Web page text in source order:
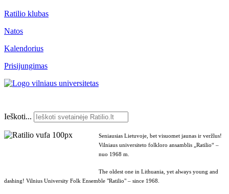
Ratilio klubas
Natos
Kalendorius
Prisijungimas
Ieškoti...
Seniausias Lietuvoje, bet visuomet jaunas ir veržlus!
Vilniaus universiteto folkloro ansamblis „Ratilio“ –
nuo 1968 m.
The oldest one in Lithuania, yet always young and
dashing! Vilnius University Folk Ensemble "Ratilio" – since 1968.